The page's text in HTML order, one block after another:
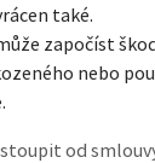
také.
započíst
nebo
od